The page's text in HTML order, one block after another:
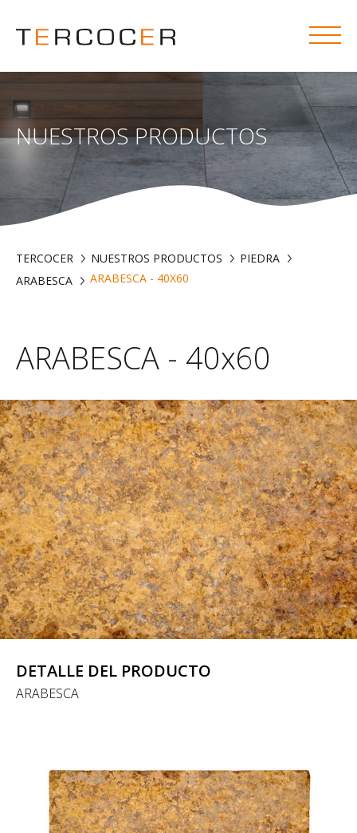
NUESTROS PRODUCTOS
TERCOCER NUESTROS PRODUCTOS
PIEDRA
ARABESCA
ARABESCA - 40X60
ARABESCA - 40x60
DETALLE DEL PRODUCTO
ARABESCA